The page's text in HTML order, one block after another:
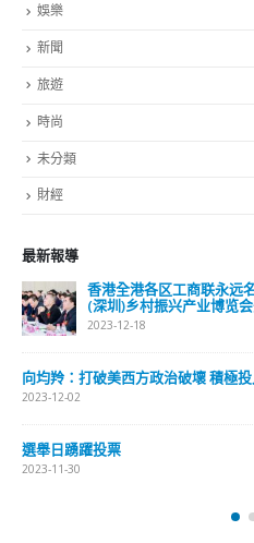
娛樂
新聞
旅遊
時尚
未分類
財經
最新報導
香港全港各区工商联永远
(深圳)乡村振兴产业博览
2023-12-18
向均羚：打破美西方政治破壞 積極
2023-12-02
選舉日踴躍投票
2023-11-30